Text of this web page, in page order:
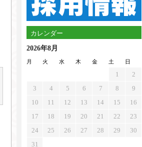
カレンダー
2026年8月
月 火 水 木 金 土 日
1
2
3
4 5 6 7 8
9
10
11 12 13 14 15
16
17
18 19 20 21 22
23
24
25 26 27 28 29
30
31